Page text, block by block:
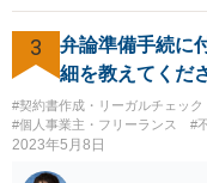
3
弁論準備手続に
細を教えてくだ
#契約書作成・リーガルチェック
#個人事業主・フリーランス
#
2023年5月8日